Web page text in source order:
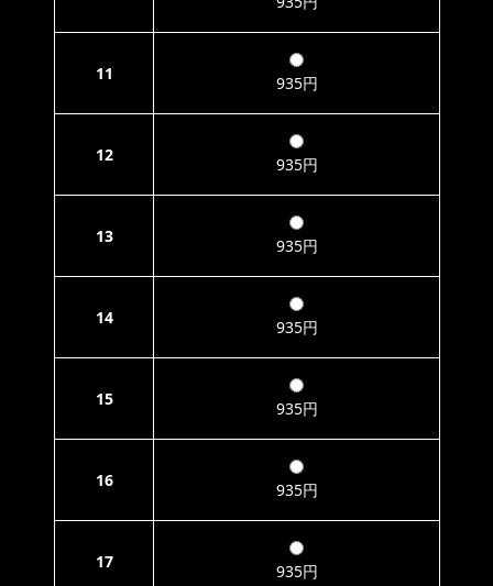
11 935円
12 935円
13 935円
14 935円
15 935円
16 935円
17 935円